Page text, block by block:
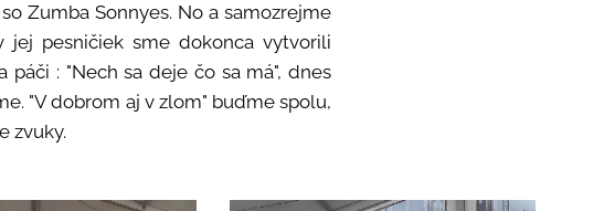
Zumba Sonnyes. No a samozrejme
jej pesničiek sme dokonca vytvorili
páči : "Nech sa deje čo sa má", dnes
"V dobrom aj v zlom" buďme spolu,
zvuky.